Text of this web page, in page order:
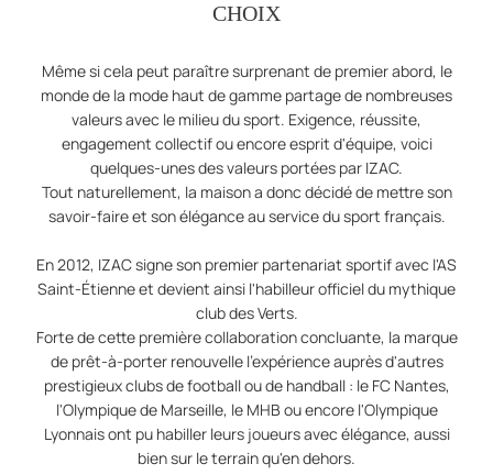
CHOIX
Même si cela peut paraître surprenant de premier abord, le
monde de la mode haut de gamme partage de nombreuses
valeurs avec le milieu du sport. Exigence, réussite,
engagement collectif ou encore esprit d'équipe, voici
quelques-unes des valeurs portées par IZAC.
Tout naturellement, la maison a donc décidé de mettre son
savoir-faire et son élégance au service du sport français.
En 2012, IZAC signe son premier partenariat sportif avec l'AS
Saint-Étienne et devient ainsi l'habilleur officiel du mythique
club des Verts.
Forte de cette première collaboration concluante, la marque
de prêt-à-porter renouvelle l'expérience auprès d'autres
prestigieux clubs de football ou de handball : le FC Nantes,
l'Olympique de Marseille, le MHB ou encore l'Olympique
Lyonnais ont pu habiller leurs joueurs avec élégance, aussi
bien sur le terrain qu'en dehors.